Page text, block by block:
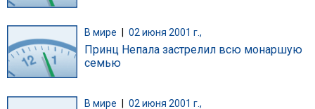
В мире 02 июня 2001 г.,
Принц Непала застрелил всю монаршую
семью
В мире | 02 июня 2001 г.,